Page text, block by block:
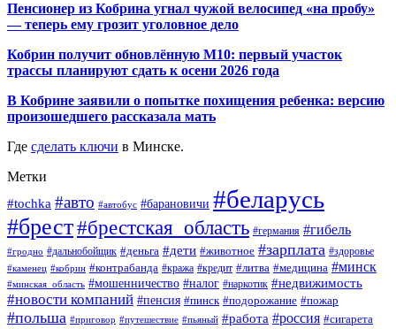
Пенсионер из Кобрина угнал чужой велосипед «на пробу»
— теперь ему грозит уголовное дело
Кобрин получит обновлённую М10: первый участок
трассы планируют сдать к осени 2026 года
В Кобрине заявили о попытке похищения ребенка: версию
произошедшего рассказала мать
Где сделать ключи в Минске.
Метки
#tochka #авто #автобус #барановичи #беларусь
#брест#брестская_область #германия #гибель
#гродно #дальнобойщик #деньга #дети #животное #зарплата #здоровье
#каменец #кобрин #контрабанда #кража #кредит #литва #медицина #минск
#минская_область #мошенничество #налог #наркотик #недвижимость
#новости компаний #пенсия #пинск #подорожание #пожар
#польша #приговор #путешествие #пьяный #работа #россия #сигарета